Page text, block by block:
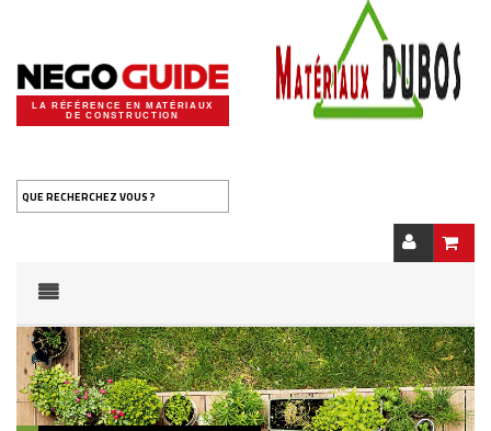
LA RÉFÉRENCE EN MATÉRIAUX
DE CONSTRUCTION
QUE RECHERCHEZ VOUS ?